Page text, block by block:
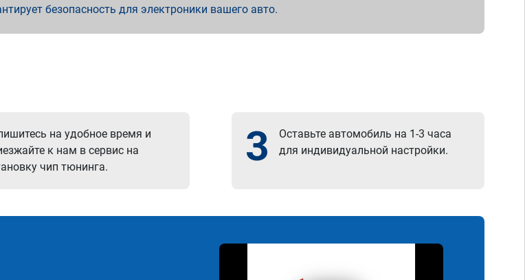
безопасность для электроники вашего авто.
на удобное время и
к нам в сервис на
чип тюнинга.
3
Оставьте автомобиль на 1-3 часа
для индивидуальной настройки.